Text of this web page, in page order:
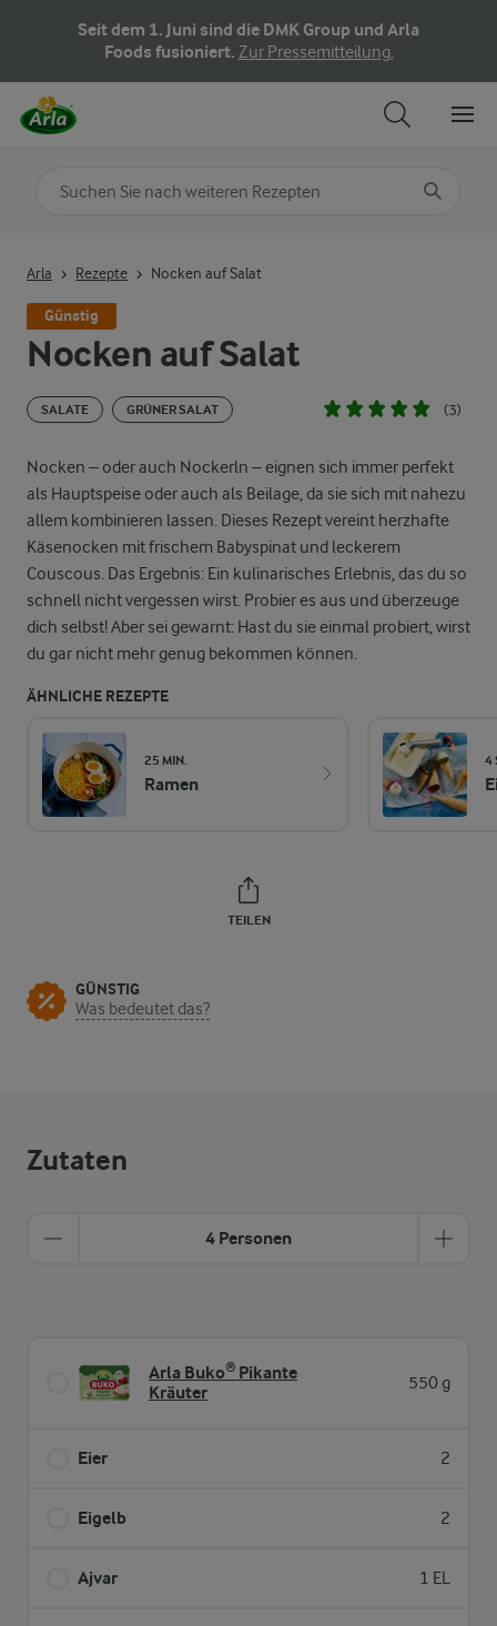
Seit dem 1. Juni sind die DMK Group und Arla
Foods fusioniert. Zur Pressemitteilung.
Nocken auf Salat
SALATE GRÜNER SALAT (3)
Nocken – oder auch Nockerln – eignen sich immer perfekt
als Hauptspeise oder auch als Beilage, da sie sich mit nahezu
allem kombinieren lassen. Dieses Rezept vereint herzhafte
Käsenocken mit frischem Babyspinat und leckerem
Couscous. Das Ergebnis: Ein kulinarisches Erlebnis, das du so
schnell nicht vergessen wirst. Probier es aus und überzeuge
dich selbst! Aber sei gewarnt: Hast du sie einmal probiert, wirst
du gar nicht mehr genug bekommen können.
ÄHNLICHE REZEPTE
25 MIN.
Ramen
4
TEILEN
GÜNSTIG
Was bedeutet das?
Arla Rezepte Nocken auf Salat
Günstig
Zutaten
4 Personen
Arla Buko® Pikante
Kräuter
550 g
Eier 2
Eigelb 2
Ajvar 1 EL
Nach Kategorie suchen